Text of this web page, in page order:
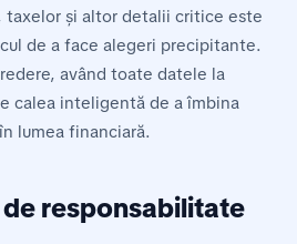
taxelor și altor detalii critice este
de a face alegeri precipitante.
având toate datele la
calea inteligentă de a îmbina
lumea financiară.
responsabilitate